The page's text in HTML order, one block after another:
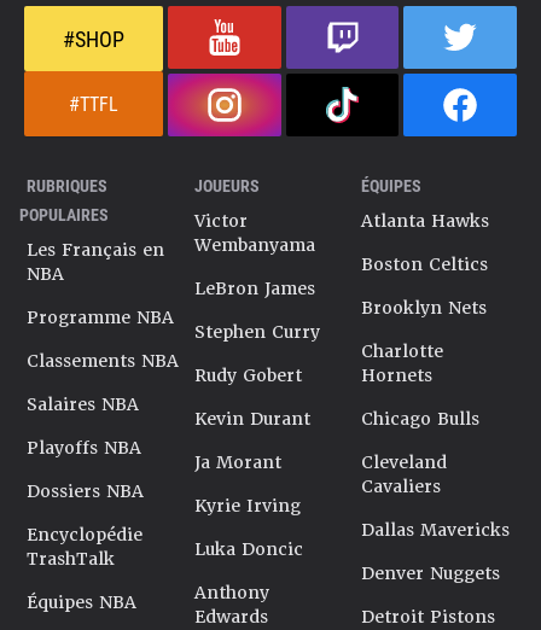
#SHOP
#TTFL
RUBRIQUES
POPULAIRES
Les Français en
NBA
Programme NBA
Classements NBA
Salaires NBA
Playoffs NBA
Dossiers NBA
Encyclopédie
TrashTalk
Équipes NBA
JOUEURS
Victor
Wembanyama
LeBron James
Stephen Curry
Rudy Gobert
Kevin Durant
Ja Morant
Kyrie Irving
Luka Doncic
Anthony
Edwards
ÉQUIPES
Atlanta Hawks
Boston Celtics
Brooklyn Nets
Charlotte
Hornets
Chicago Bulls
Cleveland
Cavaliers
Dallas Mavericks
Denver Nuggets
Detroit Pistons